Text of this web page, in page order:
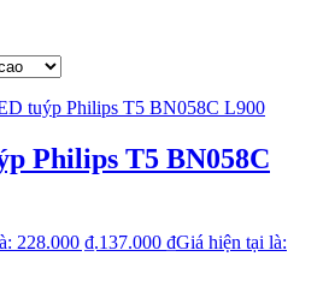
Philips T5 BN058C
228.000 ₫.137.000 ₫Giá hiện tại là: